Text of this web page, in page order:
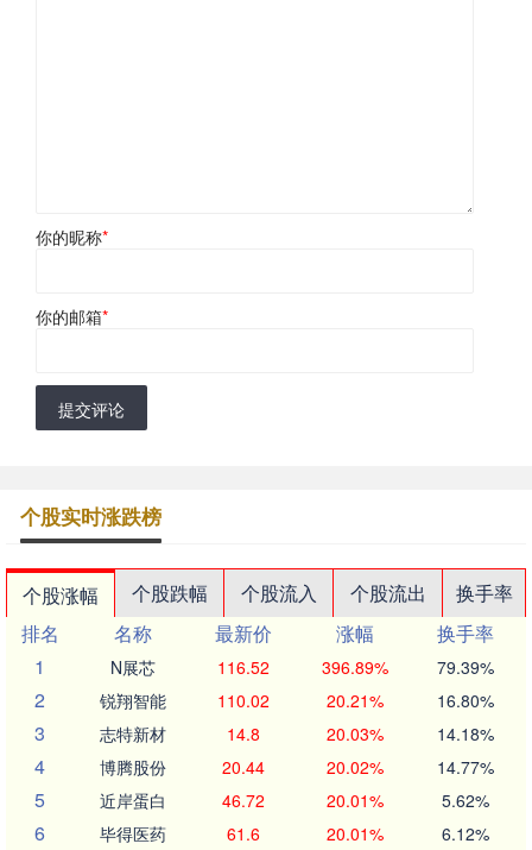
你的昵称*
你的邮箱*
提交评论
个股实时涨跌榜
个股涨幅 个股跌幅 个股流入 个股流出
换手率
排名
名称 最新价 涨幅
换手率
1
N展芯 116.52 396.89% 79.39%
2 锐翔智能 110.02 20.21% 16.80%
3 志特新材 14.8 20.03% 14.18%
4 博腾股份 20.44 20.02% 14.77%
5 近岸蛋白 46.72 20.01% 5.62%
6 毕得医药 61.6 20.01% 6.12%